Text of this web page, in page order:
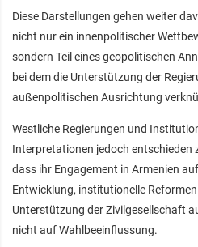
Diese Darstellungen gehen weiter
nicht nur ein innenpolitischer
sondern Teil eines geopolitischen
bei dem die Unterstützung der
außenpolitischen Ausrichtung
Westliche Regierungen und
Interpretationen jedoch entschieden
dass ihr Engagement in Armenien
Entwicklung, institutionelle
Unterstützung der Zivilgesellschaft
nicht auf Wahlbeeinflussung.